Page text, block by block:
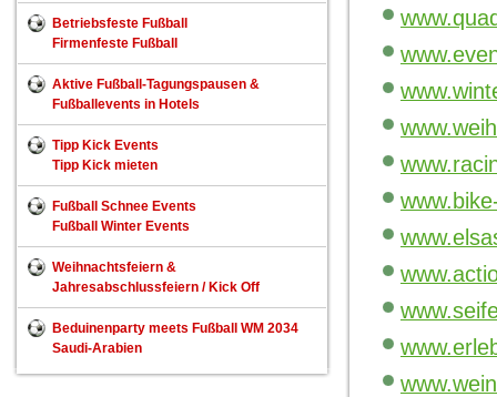
Betriebsfeste Fußball
Firmenfeste Fußball
Aktive Fußball-Tagungspausen &
Fußballevents in Hotels
Tipp Kick Events
Tipp Kick mieten
Fußball Schnee Events
Fußball Winter Events
Weihnachtsfeiern &
Jahresabschlussfeiern / Kick Off
Beduinenparty meets Fußball WM 2034
Saudi-Arabien